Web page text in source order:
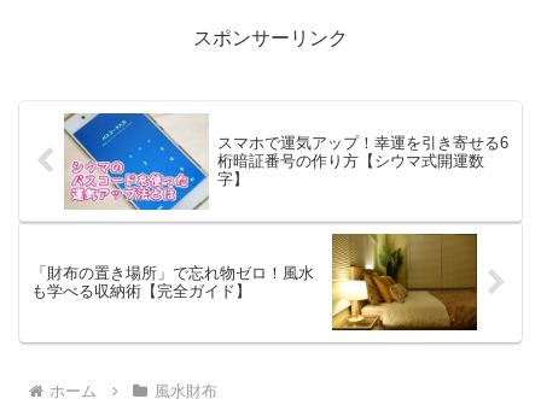
スポンサーリンク
スマホで運気アップ！幸運を引き寄せる6
桁暗証番号の作り方【シウマ式開運数
字】
「財布の置き場所」で忘れ物ゼロ！風水
も学べる収納術【完全ガイド】
ホーム 風水財布